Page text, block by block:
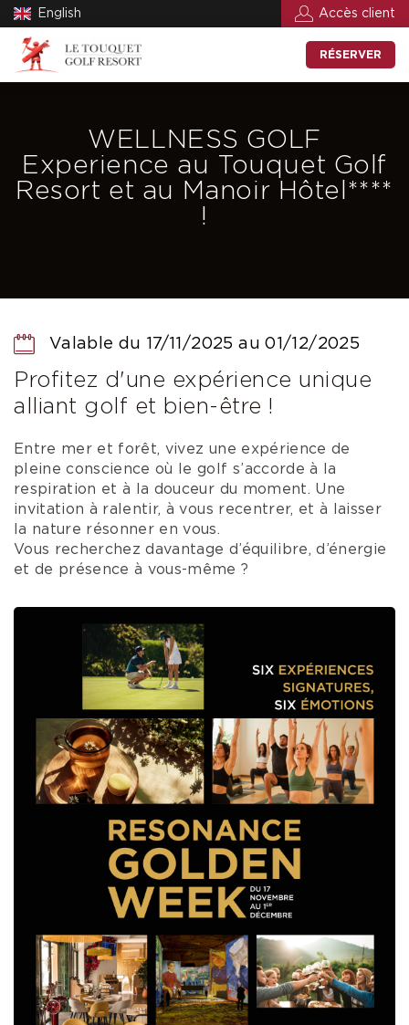
English Accès client
RÉSERVER
WELLNESS GOLF
Experience au Touquet Golf
Resort et au Manoir Hôtel****
!
Valable du 17/11/2025 au 01/12/2025
Profitez d'une expérience unique
alliant golf et bien-être !
Entre mer et forêt, vivez une expérience de
pleine conscience où le golf s’accorde à la
respiration et à la douceur du moment. Une
invitation à ralentir, à vous recentrer, et à laisser
la nature résonner en vous.
Vous recherchez davantage d’équilibre, d’énergie
et de présence à vous-même ?